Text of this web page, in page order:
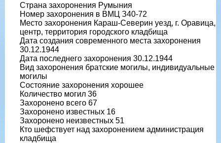
Страна захоронения Румыния
Номер захоронения в ВМЦ З40-72
Место захоронения Караш-Северин уезд, г. Оравица,
центр, территория городского кладбища
Дата создания современного места захоронения
30.12.1944
Дата последнего захоронения 30.12.1944
Вид захоронения братские могилы, индивидуальные
могилы
Состояние захоронения хорошее
Количество могил 36
Захоронено всего 67
Захоронено известных 16
Захоронено неизвестных 51
Кто шефствует над захоронением администрация
кладбища